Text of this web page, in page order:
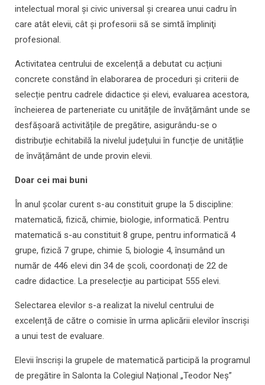
intelectual moral şi civic universal și crearea unui cadru în
care atât elevii, cât și profesorii să se simtă împliniţi
profesional.
Activitatea centrului de excelență a debutat cu acțiuni
concrete constând în elaborarea de proceduri și criterii de
selecție pentru cadrele didactice și elevi, evaluarea acestora,
încheierea de parteneriate cu unitățile de învățământ unde se
desfășoară activitățile de pregătire, asigurându-se o
distribuție echitabilă la nivelul județului în funcție de unitățlie
de învățământ de unde provin elevii.
Doar cei mai buni
În anul școlar curent s-au constituit grupe la 5 discipline:
matematică, fizică, chimie, biologie, informatică. Pentru
matematică s-au constituit 8 grupe, pentru informatică 4
grupe, fizică 7 grupe, chimie 5, biologie 4, însumând un
număr de 446 elevi din 34 de școli, coordonați de 22 de
cadre didactice. La preselecție au participat 555 elevi.
Selectarea elevilor s-a realizat la nivelul centrului de
excelență de către o comisie în urma aplicării elevilor înscriși
a unui test de evaluare.
Elevii înscriși la grupele de matematică participă la programul
de pregătire în Salonta la Colegiul Național „Teodor Neș”